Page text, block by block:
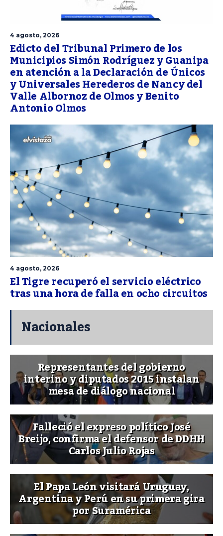
4 agosto, 2026
Edicto del Tribunal Primero de los
Municipios Simón Rodríguez y Guanipa
en atención a la Declaración de Únicos
y Universales Herederos de Nancy del
Valle Albornoz de Olmos y Benito
Antonio Olmos
4 agosto, 2026
El Tigre recuperó el servicio eléctrico
tras una hora de falla en ocho circuitos
Nacionales
Representantes del gobierno
interino y diputados 2015 instalan
mesa de diálogo nacional
Falleció el expreso político José
Breijo, confirma el defensor de DDHH
Carlos Julio Rojas
El Papa León visitará Uruguay,
Argentina y Perú en su primera gira
por Suramérica